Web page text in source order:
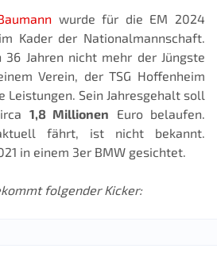
wurde für die EM 2024
Kader der Nationalmannschaft.
Jahren nicht mehr der Jüngste
Verein, der TSG Hoffenheim
Leistungen. Sein Jahresgehalt soll
1,8 Millionen Euro belaufen.
fährt, ist nicht bekannt.
in einem 3er BMW gesichtet.
folgender Kicker: